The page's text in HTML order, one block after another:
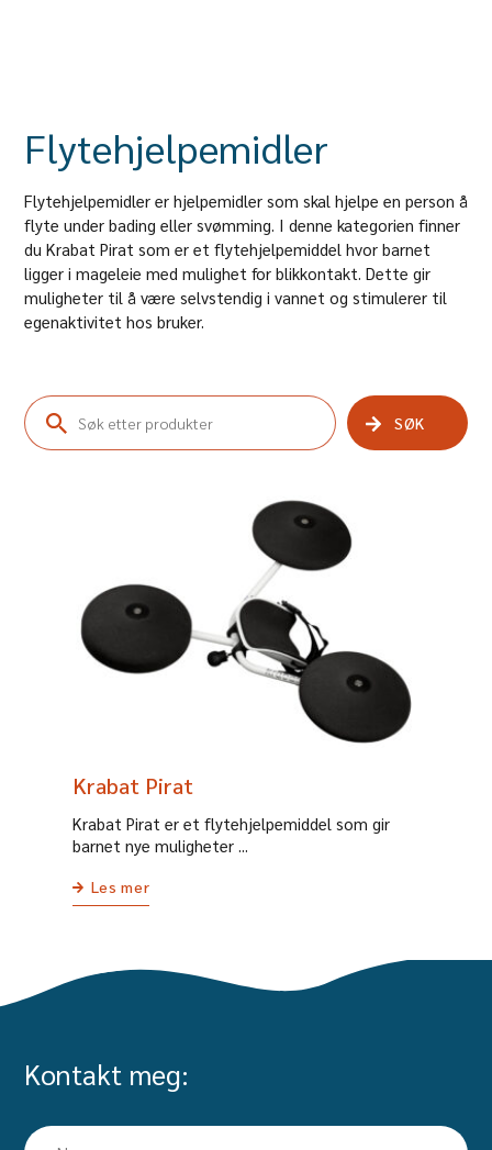
Flytehjelpemidler
Flytehjelpemidler er hjelpemidler som skal hjelpe en person å
flyte under bading eller svømming. I denne kategorien finner
du Krabat Pirat som er et flytehjelpemiddel hvor barnet
ligger i mageleie med mulighet for blikkontakt. Dette gir
muligheter til å være selvstendig i vannet og stimulerer til
egenaktivitet hos bruker.
SØK
Krabat Pirat
Krabat Pirat er et flytehjelpemiddel som gir
barnet nye muligheter ...
Les mer
Kontakt meg:
Navn